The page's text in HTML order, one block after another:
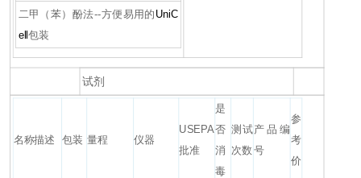
二甲（苯）酚法--方便易用的 UniC
ell包装
试剂
名称描述 包装 量程 仪器
USEPA
批准
是
否
消
毒
测试
次数
产品编
号
参
考
价